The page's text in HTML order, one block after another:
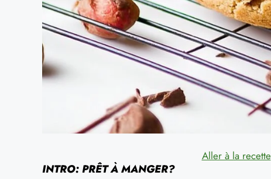
Aller à la recette
INTRO: PRÊT À MANGER?